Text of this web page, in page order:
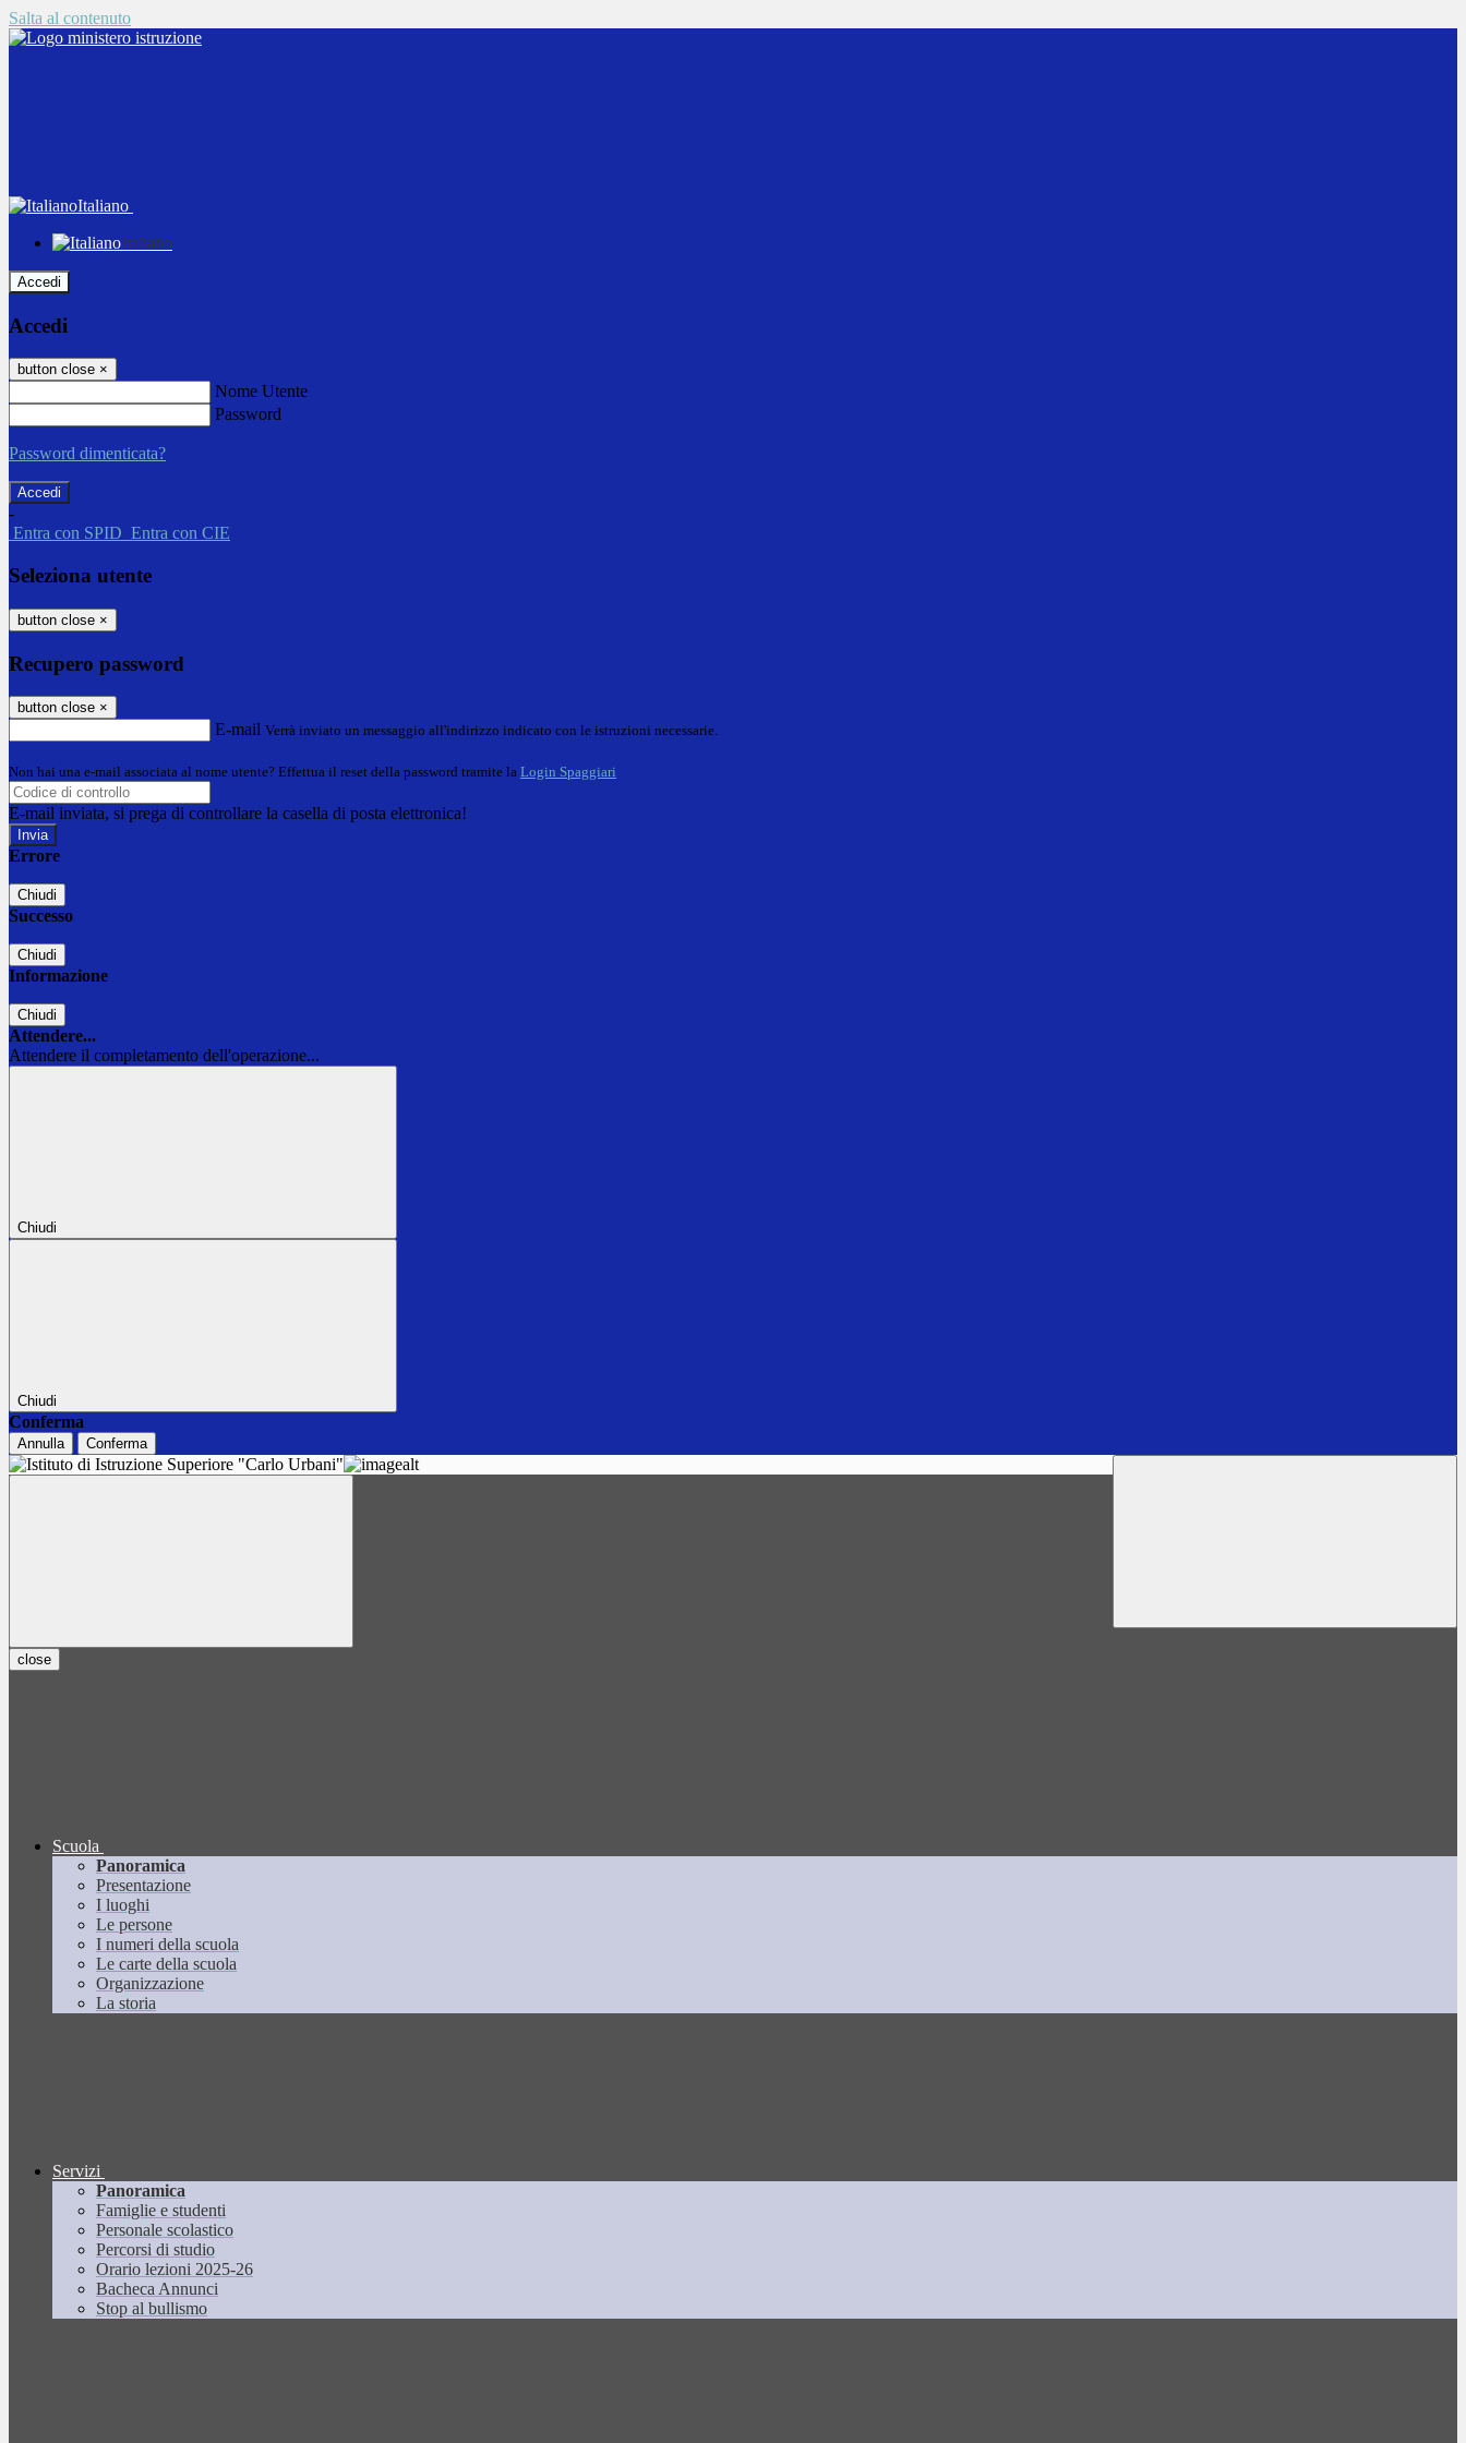
Salta al contenuto
Italiano
Italiano
Accedi
Accedi
button close ×
Nome Utente
Password
Password dimenticata?
-
Entra con SPID Entra con CIE
Seleziona utente
button close ×
Recupero password
button close ×
E-mail Verrà inviato un messaggio all'indirizzo indicato con le istruzioni necessarie.
Non hai una e-mail associata al nome utente? Effettua il reset della password tramite la Login Spaggiari
E-mail inviata, si prega di controllare la casella di posta elettronica!
Errore
Chiudi
Successo
Chiudi
Informazione
Chiudi
Attendere...
Attendere il completamento dell'operazione...
Chiudi
Chiudi
Conferma
Annulla Conferma
close
Scuola
Panoramica
Presentazione
I luoghi
Le persone
I numeri della scuola
Le carte della scuola
Organizzazione
La storia
Servizi
Panoramica
Famiglie e studenti
Personale scolastico
Percorsi di studio
Orario lezioni 2025-26
Bacheca Annunci
Stop al bullismo